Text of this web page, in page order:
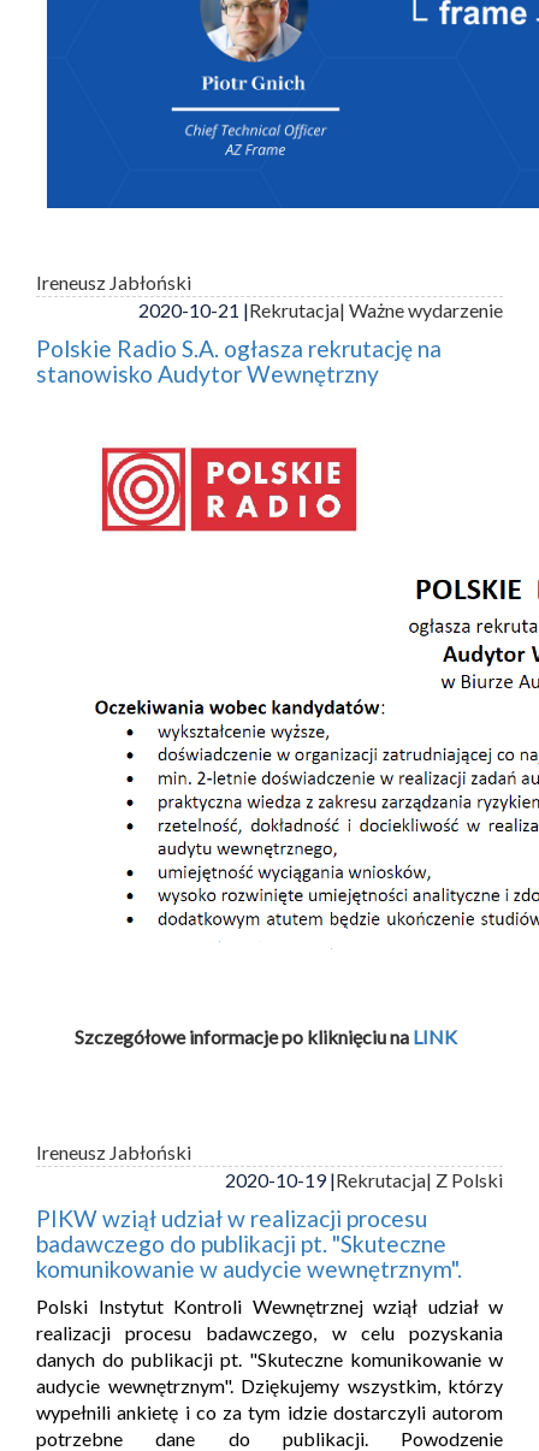
Ireneusz Jabłoński
2020-10-21 |Rekrutacja| Ważne wydarzenie
Polskie Radio S.A. ogłasza rekrutację na
stanowisko Audytor Wewnętrzny
Szczegółowe informacje po kliknięciu na LINK
Ireneusz Jabłoński
2020-10-19 |Rekrutacja| Z Polski
PIKW wziął udział w realizacji procesu
badawczego do publikacji pt. "Skuteczne
komunikowanie w audycie wewnętrznym".
Polski Instytut Kontroli Wewnętrznej wziął udział w
realizacji procesu badawczego, w celu pozyskania
danych do publikacji pt. "Skuteczne komunikowanie w
audycie wewnętrznym". Dziękujemy wszystkim, którzy
wypełnili ankietę i co za tym idzie dostarczyli autorom
potrzebne dane do publikacji. Powodzenie